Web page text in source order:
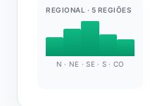
REGIONAL · 5 REGIÕES
N · NE · SE · S · CO